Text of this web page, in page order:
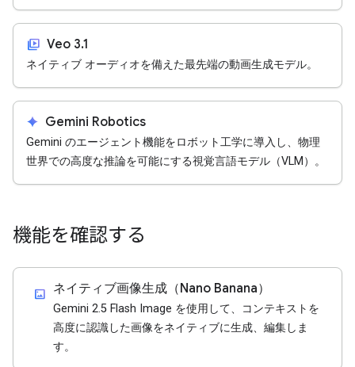
video_library Veo 3.1
ネイティブ オーディオを備えた最先端の動画生成モデル。
spark Gemini Robotics
Gemini のエージェント機能をロボット工学に導入し、物理
世界での高度な推論を可能にする視覚言語モデル（VLM）。
機能を確認する
imagesmode ネイティブ画像生成（Nano Banana）
Gemini 2.5 Flash Image を使用して、コンテキストを
高度に認識した画像をネイティブに生成、編集しま
す。